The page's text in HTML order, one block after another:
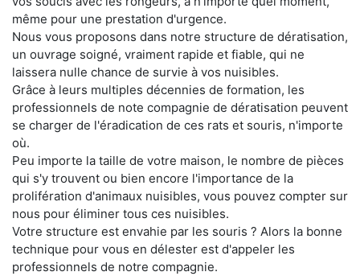
même pour une prestation d'urgence.
Nous vous proposons dans notre structure de dératisation,
un ouvrage soigné, vraiment rapide et fiable, qui ne
laissera nulle chance de survie à vos nuisibles.
Grâce à leurs multiples décennies de formation, les
professionnels de note compagnie de dératisation peuvent
se charger de l'éradication de ces rats et souris, n'importe
où.
Peu importe la taille de votre maison, le nombre de pièces
qui s'y trouvent ou bien encore l'importance de la
prolifération d'animaux nuisibles, vous pouvez compter sur
nous pour éliminer tous ces nuisibles.
Votre structure est envahie par les souris ? Alors la bonne
technique pour vous en délester est d'appeler les
professionnels de notre compagnie.